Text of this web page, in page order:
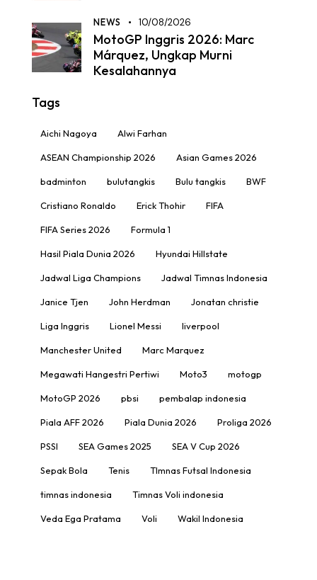
NEWS 10/08/2026
MotoGP Inggris 2026: Marc
Márquez, Ungkap Murni
Kesalahannya
Tags
Aichi Nagoya Alwi Farhan
ASEAN Championship 2026 Asian Games 2026
badminton bulutangkis Bulu tangkis BWF
Cristiano Ronaldo Erick Thohir FIFA
FIFA Series 2026 Formula 1
Hasil Piala Dunia 2026 Hyundai Hillstate
Jadwal Liga Champions Jadwal Timnas Indonesia
Janice Tjen John Herdman Jonatan christie
Liga Inggris Lionel Messi liverpool
Manchester United Marc Marquez
Megawati Hangestri Pertiwi Moto3 motogp
MotoGP 2026 pbsi pembalap indonesia
Piala AFF 2026 Piala Dunia 2026 Proliga 2026
PSSI SEA Games 2025 SEA V Cup 2026
Sepak Bola Tenis TImnas Futsal Indonesia
timnas indonesia Timnas Voli indonesia
Veda Ega Pratama Voli Wakil Indonesia